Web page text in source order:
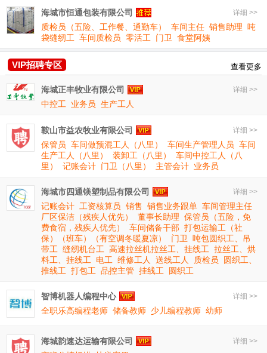
详细 >>
海城市恒通包装有限公司
质检员（五险、工作餐、通勤车）
车间主任 销售助理 吨
袋缝纫工 车间质检员 零活工 门卫 食堂阿姨
查看更多
VIP招聘专区
详细 >>
海城正丰牧业有限公司
中控工 业务员 生产工人
详细 >>
鞍山市益农牧业有限公司
保管员 车间做预混工人（八里） 车间生产管理人员 车间
生产工人（八里）
装卸工（八里）
车间中控工人（八
里）
记账会计 门卫（八里） 主管会计 业务员
详细 >>
海城市四通镁塑制品有限公司
记账会计 工资核算员 销售 销售业务跟单 车间管理主任
厂区保洁（残疾人优先）
董事长助理 保管员（五险，免
费食宿，残疾人优先）
车间储备干部 打包运输工（社
保）（班车）（有空调冬暖夏凉）
门卫
吨包圆织工、吊
带工 缝纫机台工 高速拉丝机拉丝工、挂线工 拉丝工、烘
料工、挂线工
电工 维修工人 送线工人 质检员
圆织工、
推线工 打包工 品控主管 挂线工 圆织工
详细 >>
智博机器人编程中心
全职乐高编程老师 储备教师 少儿编程教师 幼师
详细 >>
海城韵速达运输有限公司